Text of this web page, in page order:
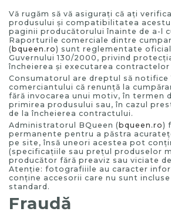
Vă rugăm să vă asiguraţi că aţi
produsului şi compatibilitatea
paginii producătorului înainte de a-l
Raporturile comerciale dintre
(bqueen.ro) sunt reglementate
Guvernului 130/2000, privind
încheierea şi executarea
Consumatorul are dreptul să notifice
comerciantului că renunţă la
fără invocarea unui motiv, în termen
primirea produsului sau, în cazul
de la încheierea contractului.
Administratorul BQueen (bqueen.ro)
permanente pentru a păstra
pe site, însă uneori acestea pot
(specificaţiile sau preţul produselor
producător fără preaviz sau viciate
Atenţie: fotografiiile au caracter
conţine accesorii care nu sunt
standard.
Fraudă